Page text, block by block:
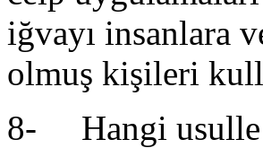
iğvayı insanlara
olmuş kişileri
8- Hangi usulle